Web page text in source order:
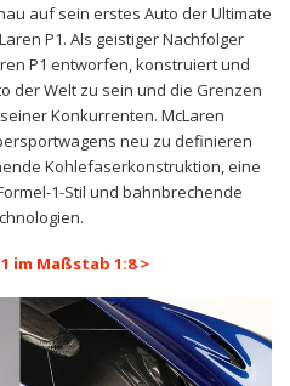
auf sein erstes Auto der Ultimate
P1. Als geistiger Nachfolger
P1 entworfen, konstruiert und
der Welt zu sein und die Grenzen
Konkurrenten. McLaren
neu zu definieren
Kohlefaserkonstruktion, eine
1-Stil und bahnbrechende
im Maßstab 1:8>